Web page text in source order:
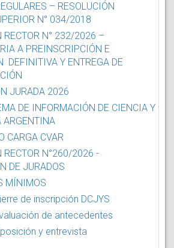
– RESOLUCIÓN
N° 034/2018
RECTOR N° 232/2026 –
A PREINSCRIPCIÓN E
DEFINITIVA Y ENTREGA DE
JURADA 2026
DE INFORMACIÓN DE CIENCIA Y
ARGENTINA
CARGA CVAR
RECTOR N°260/2026 -
DE JURADOS
MÍNIMOS
de inscripción DCJYS
de antecedentes
y entrevista